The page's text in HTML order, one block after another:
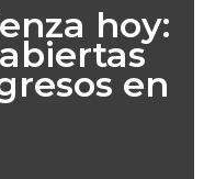
hoy:
en